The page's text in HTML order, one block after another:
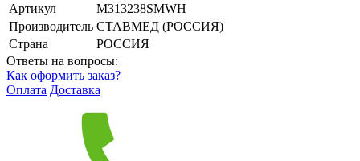
Артикул
M313238SMWH
Производитель СТАВМЕД (РОССИЯ)
Страна
РОССИЯ
Ответы на вопросы:
Как оформить заказ?
Оплата Доставка